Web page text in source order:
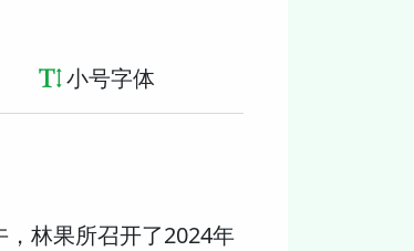
小号字体
林果所召开了2024年